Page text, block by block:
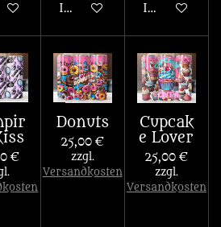
WarenkorbIn den Warenkorb
In den
€
Donuts
25,00 €
zzgl.
Versandkosten
Cupcak
e Lover
25,00 €
zzgl.
Versandkosten